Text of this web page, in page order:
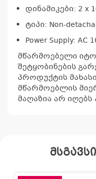
დინამიკები: 2 x
ტიპი: Non-
Power Supply: AC
მწარმოებელი
შეტყობინების
პროდუქტის
მწარმოებლის
მაღაზია არ იღებს